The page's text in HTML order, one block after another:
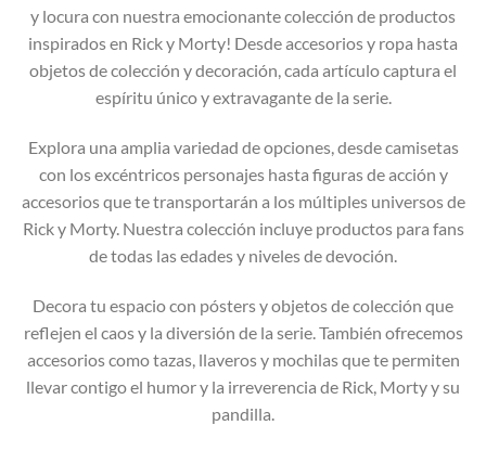
y locura con nuestra emocionante colección de productos
inspirados en Rick y Morty! Desde accesorios y ropa hasta
objetos de colección y decoración, cada artículo captura el
espíritu único y extravagante de la serie.
Explora una amplia variedad de opciones, desde camisetas
con los excéntricos personajes hasta figuras de acción y
accesorios que te transportarán a los múltiples universos de
Rick y Morty. Nuestra colección incluye productos para fans
de todas las edades y niveles de devoción.
Decora tu espacio con pósters y objetos de colección que
reflejen el caos y la diversión de la serie. También ofrecemos
accesorios como tazas, llaveros y mochilas que te permiten
llevar contigo el humor y la irreverencia de Rick, Morty y su
pandilla.